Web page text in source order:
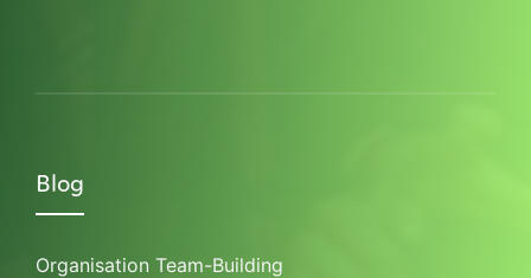
Blog
Organisation Team-Building